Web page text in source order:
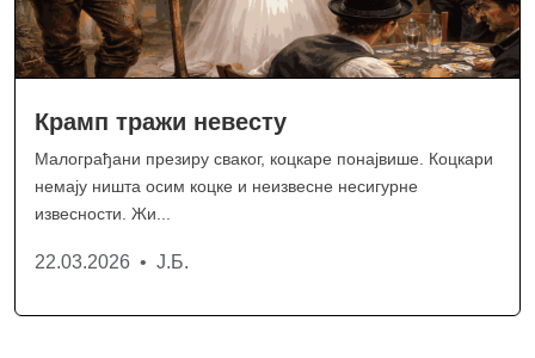
Крамп тражи невесту
Малограђани презиру сваког, коцкаре понајвише. Коцкари
немају ништа осим коцке и неизвесне несигурне
извесности. Жи...
22.03.2026 • Ј.Б.